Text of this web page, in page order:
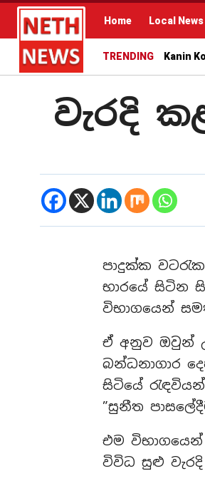
Home Local News
TRENDING Kanin
වැරදි
පාදුක්ක
භාරයේ සිටින
විභාගයෙන්
ඒ අනුව ඔවුන්
බන්ධනාගාර
සිටියේ
”සුනීත
එම
විවිධ සුළු